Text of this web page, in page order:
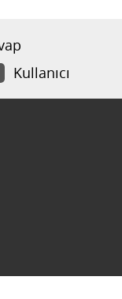
Kullanıcı